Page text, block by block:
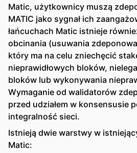
Matic, użytkownicy muszą
MATIC jako sygnał ich
łańcuchach Matic istnieje
obcinania (usuwania
który ma na celu zniechęcić
nieprawidłowych bloków,
bloków lub wykonywania
Wymaganie od walidatorów
przed udziałem w konsensusie
integralność sieci.
Istnieją dwie warstwy w
Matic: